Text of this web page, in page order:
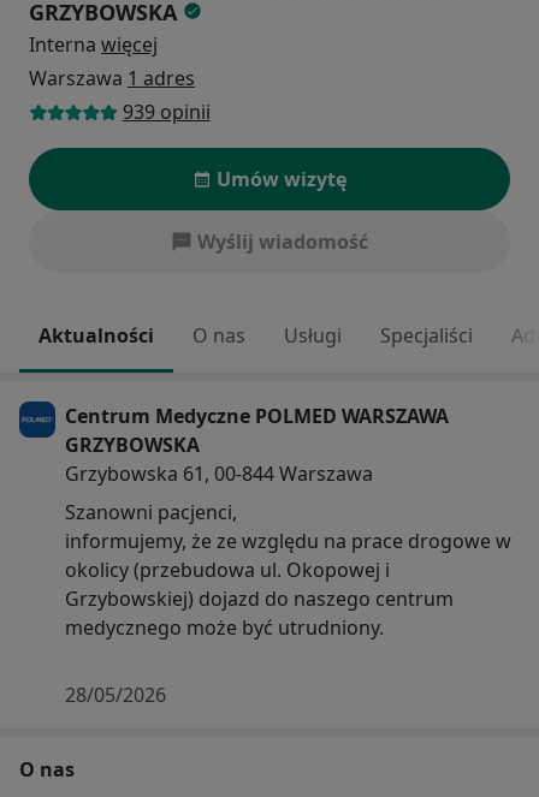
GRZYBOWSKA
Interna więcej
Warszawa 1 adres
939 opinii
Umów wizytę
Wyślij wiadomość
Aktualności O nas Usługi Specjaliści
Centrum Medyczne POLMED WARSZAWA
GRZYBOWSKA
Grzybowska 61, 00-844 Warszawa
Szanowni pacjenci,
informujemy, że ze względu na prace drogowe w
okolicy (przebudowa ul. Okopowej i
Grzybowskiej) dojazd do naszego centrum
medycznego może być utrudniony.
28/05/2026
O nas